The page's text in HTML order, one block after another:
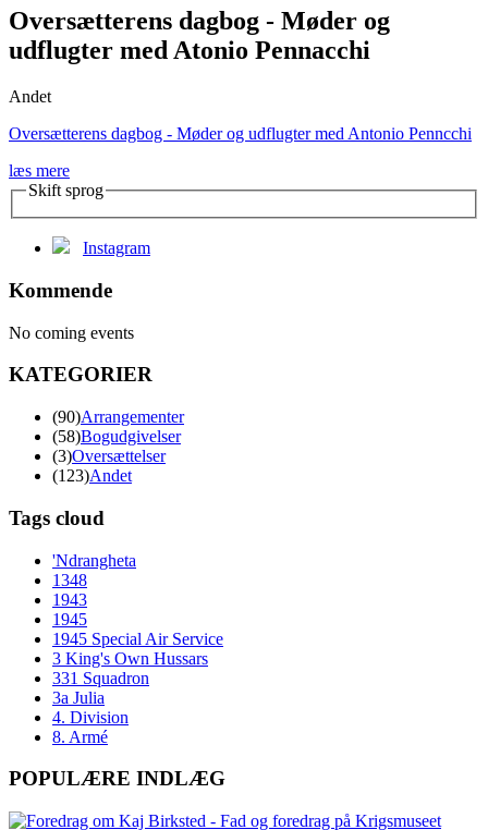
Oversætterens dagbog - Møder og
udflugter med Atonio Pennacchi
Andet
Oversætterens dagbog - Møder og udflugter med Antonio Penncchi
læs mere
Skift sprog
Instagram
Kommende
No coming events
KATEGORIER
(90)Arrangementer
(58)Bogudgivelser
(3)Oversættelser
(123)Andet
Tags cloud
'Ndrangheta
1348
1943
1945
1945 Special Air Service
3 King's Own Hussars
331 Squadron
3a Julia
4. Division
8. Armé
POPULÆRE INDLÆG